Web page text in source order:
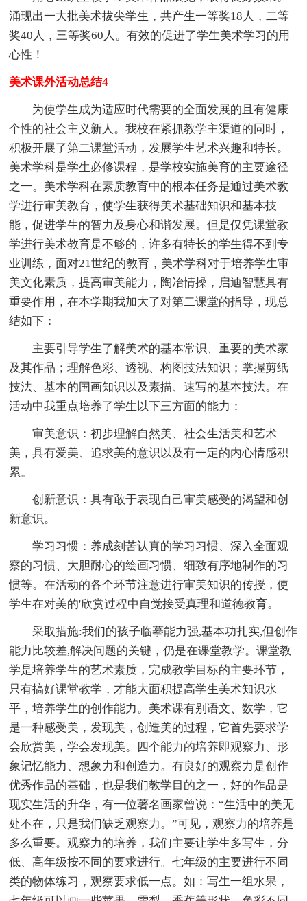
涌现出一大批美术拔尖学生，共产生一等奖18人，二等
奖40人，三等奖60人。有效的促进了学生美术学习的用
心性！
美术课外活动总结4
为使学生成为适应时代需要的全面发展的且有健康
个性的社会主义新人。我校在紧抓教学主渠道的同时，
积极开展了第二课堂活动，发展学生艺术兴趣和特长。
美术学科是学生必修课程，是学校实施美育的主要途径
之一。美术学科在素质教育中的根本任务是通过美术教
学进行审美教育，使学生获得美术基础知识和基本技
能，促进学生的智力及身心和谐发展。但是仅凭课堂教
学进行美术教育是不够的，许多有特长的学生得不到专
业训练，面对21世纪的教育，美术学科对于培养学生审
美文化素质，提高审美能力，陶冶情操，启迪智慧具有
重要作用，在本学期我加大了对第二课堂的指导，现总
结如下：
主要引导学生了解美术的基本常识、重要的美术家
及其作品；理解色彩、透视、构图技法知识；掌握剪纸
技法、基本的国画知识以及素描、速写的基本技法。在
活动中我重点培养了学生以下三方面的能力：
审美意识：初步理解自然美、社会生活美和艺术
美，具有爱美、追求美的意识以及有一定的内心情感积
累。
创新意识：具有敢于表现自己审美感受的渴望和创
新意识。
学习习惯：养成刻苦认真的学习习惯、深入全面观
察的习惯、大胆耐心的绘画习惯、细致有序地制作的习
惯等。在活动的各个环节注意进行审美知识的传授，使
学生在对美的'欣赏过程中自觉接受真理和道德教育。
采取措施:我们的孩子临摹能力强,基本功扎实,但创作
能力比较差,解决问题的关键，仍是在课堂教学。课堂教
学是培养学生的艺术素质，完成教学目标的主要环节，
只有搞好课堂教学，才能大面积提高学生美术知识水
平，培养学生的创作能力。美术课有别语文、数学，它
是一种感受美，发现美，创造美的过程，它首先要求学
会欣赏美，学会发现美。四个能力的培养即观察力、形
象记忆能力、想象力和创造力。有良好的观察力是创作
优秀作品的基础，也是我们教学目的之一，好的作品是
现实生活的升华，有一位著名画家曾说：“生活中的美无
处不在，只是我们缺乏观察力。”可见，观察力的培养是
多么重要。观察力的培养，我们主要让学生多写生，分
低、高年级按不同的要求进行。七年级的主要进行不同
类的物体练习，观察要求低一点。如：写生一组水果，